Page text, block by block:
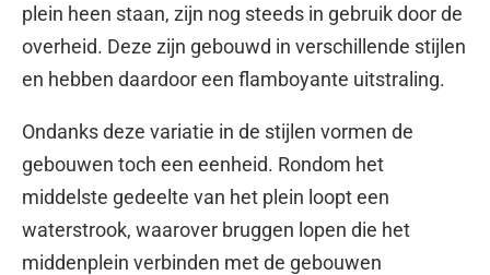
plein heen staan, zijn nog steeds in gebruik door de
overheid. Deze zijn gebouwd in verschillende stijlen
en hebben daardoor een flamboyante uitstraling.
Ondanks deze variatie in de stijlen vormen de
gebouwen toch een eenheid. Rondom het
middelste gedeelte van het plein loopt een
waterstrook, waarover bruggen lopen die het
middenplein verbinden met de gebouwen